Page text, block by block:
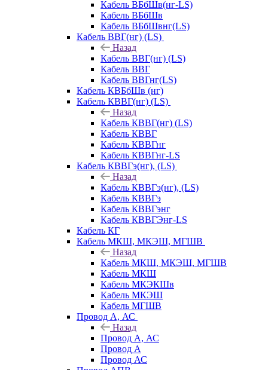
Кабель ВБбШв(нг-LS)
Кабель ВБбШв
Кабель ВБбШвнг(LS)
Кабель ВВГ(нг) (LS)
Назад
Кабель ВВГ(нг) (LS)
Кабель ВВГ
Кабель ВВГнг(LS)
Кабель КВБбШв (нг)
Кабель КВВГ(нг) (LS)
Назад
Кабель КВВГ(нг) (LS)
Кабель КВВГ
Кабель КВВГнг
Кабель КВВГнг-LS
Кабель КВВГэ(нг), (LS)
Назад
Кабель КВВГэ(нг), (LS)
Кабель КВВГэ
Кабель КВВГэнг
Кабель КВВГЭнг-LS
Кабель КГ
Кабель МКШ, МКЭШ, МГШВ
Назад
Кабель МКШ, МКЭШ, МГШВ
Кабель МКШ
Кабель МКЭКШв
Кабель МКЭШ
Кабель МГШВ
Провод А, АС
Назад
Провод А, АС
Провод А
Провод АС